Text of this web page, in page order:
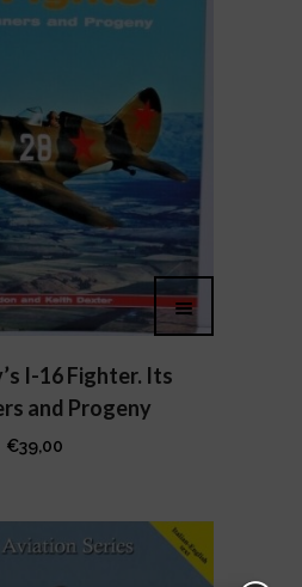
I-16 Fighter. Its
and Progeny
€39,00